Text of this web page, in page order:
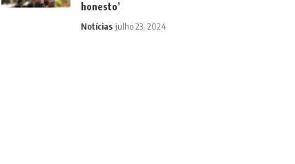
honesto’
Notícias julho 23, 2024